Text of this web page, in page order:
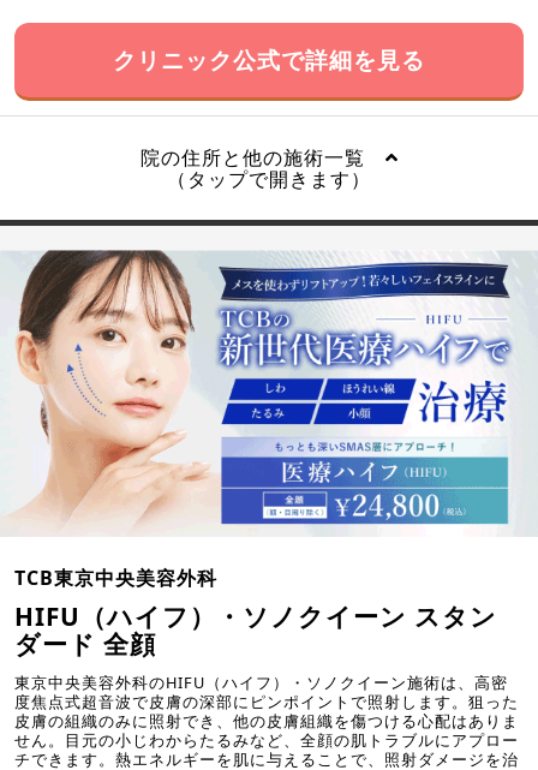
クリニック公式で詳細を見る
院の住所と他の施術一覧
（タップで開きます）
TCB東京中央美容外科
HIFU（ハイフ）・ソノクイーン スタン
ダード 全顔
東京中央美容外科のHIFU（ハイフ）・ソノクイーン施術は、高密
度焦点式超音波で皮膚の深部にピンポイントで照射します。狙った
皮膚の組織のみに照射でき、他の皮膚組織を傷つける心配はありま
せん。目元の小じわからたるみなど、全顔の肌トラブルにアプロー
チできます。熱エネルギーを肌に与えることで、照射ダメージを治